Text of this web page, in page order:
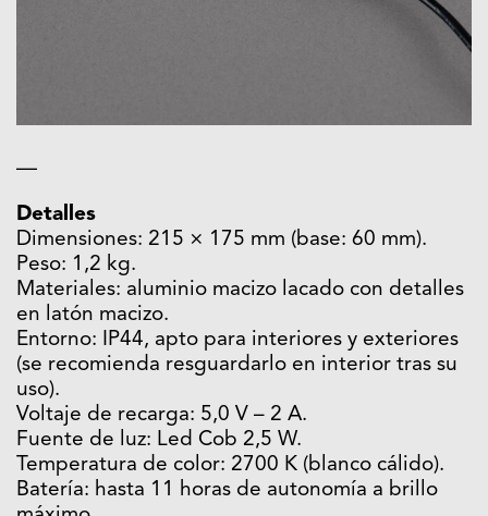
—
Detalles
Dimensiones: 215 × 175 mm (base: 60 mm).
Peso: 1,2 kg.
Materiales: aluminio macizo lacado con detalles
en latón macizo.
Entorno: IP44, apto para interiores y exteriores
(se recomienda resguardarlo en interior tras su
uso).
Voltaje de recarga: 5,0 V – 2 A.
Fuente de luz: Led Cob 2,5 W.
Temperatura de color: 2700 K (blanco cálido).
Batería: hasta 11 horas de autonomía a brillo